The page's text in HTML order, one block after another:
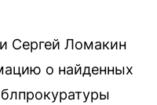
Сергей Ломакин
о найденных